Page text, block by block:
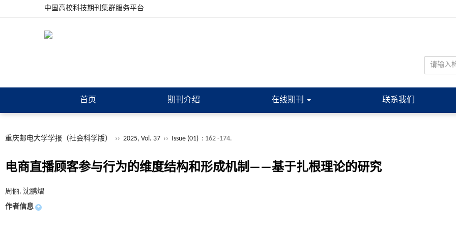
中国高校科技期刊集群服务平台
首页 期刊介绍 在线期刊 联系我们
重庆邮电大学学报（社会科学版） ›› 2025, Vol. 37 ›› Issue (01) : 162 -174.
电商直播顾客参与行为的维度结构和形成机制——基于扎根理论的研究
周俪, 沈鹏熠
作者信息 +